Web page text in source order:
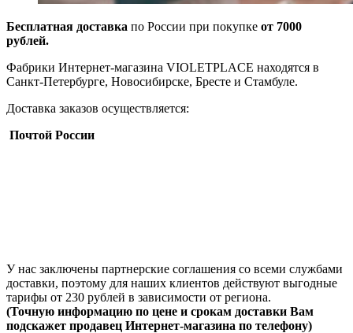
Бесплатная доставка по России при покупке от 7000
рублей.
Фабрики Интернет-магазина VIOLETPLACE находятся в
Санкт-Петербурге, Новосибирске, Бресте и Стамбуле.
Доставка заказов осуществляется:
Почтой России
У нас заключены партнерские соглашения со всеми службами
доставки, поэтому для наших клиентов действуют выгодные
тарифы от 230 рублей в зависимости от региона.
(Точную информацию по цене и срокам доставки Вам
подскажет продавец Интернет-магазина по телефону)